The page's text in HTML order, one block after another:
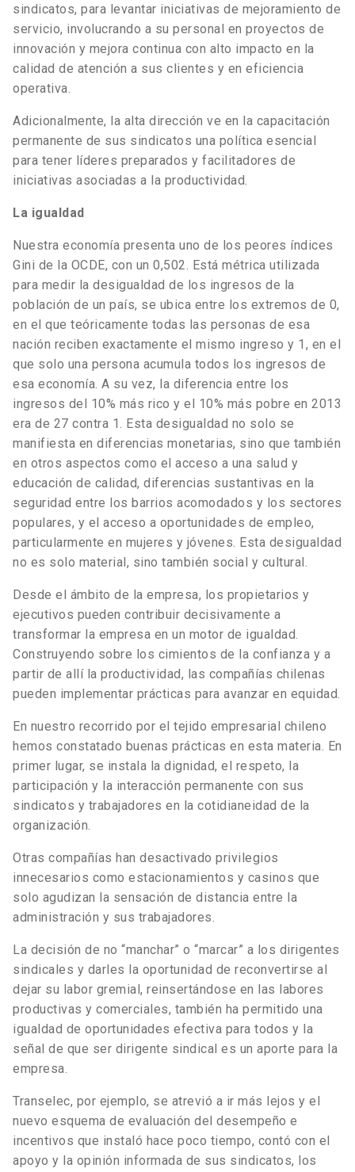
sindicatos, para levantar iniciativas de mejoramiento de
servicio, involucrando a su personal en proyectos de
innovación y mejora continua con alto impacto en la
calidad de atención a sus clientes y en eficiencia
operativa.
Adicionalmente, la alta dirección ve en la capacitación
permanente de sus sindicatos una política esencial
para tener líderes preparados y facilitadores de
iniciativas asociadas a la productividad.
La igualdad
Nuestra economía presenta uno de los peores índices
Gini de la OCDE, con un 0,502. Está métrica utilizada
para medir la desigualdad de los ingresos de la
población de un país, se ubica entre los extremos de 0,
en el que teóricamente todas las personas de esa
nación reciben exactamente el mismo ingreso y 1, en el
que solo una persona acumula todos los ingresos de
esa economía. A su vez, la diferencia entre los
ingresos del 10% más rico y el 10% más pobre en 2013
era de 27 contra 1. Esta desigualdad no solo se
manifiesta en diferencias monetarias, sino que también
en otros aspectos como el acceso a una salud y
educación de calidad, diferencias sustantivas en la
seguridad entre los barrios acomodados y los sectores
populares, y el acceso a oportunidades de empleo,
particularmente en mujeres y jóvenes. Esta desigualdad
no es solo material, sino también social y cultural.
Desde el ámbito de la empresa, los propietarios y
ejecutivos pueden contribuir decisivamente a
transformar la empresa en un motor de igualdad.
Construyendo sobre los cimientos de la confianza y a
partir de allí la productividad, las compañías chilenas
pueden implementar prácticas para avanzar en equidad.
En nuestro recorrido por el tejido empresarial chileno
hemos constatado buenas prácticas en esta materia. En
primer lugar, se instala la dignidad, el respeto, la
participación y la interacción permanente con sus
sindicatos y trabajadores en la cotidianeidad de la
organización.
Otras compañías han desactivado privilegios
innecesarios como estacionamientos y casinos que
solo agudizan la sensación de distancia entre la
administración y sus trabajadores.
La decisión de no “manchar” o “marcar” a los dirigentes
sindicales y darles la oportunidad de reconvertirse al
dejar su labor gremial, reinsertándose en las labores
productivas y comerciales, también ha permitido una
igualdad de oportunidades efectiva para todos y la
señal de que ser dirigente sindical es un aporte para la
empresa.
Transelec, por ejemplo, se atrevió a ir más lejos y el
nuevo esquema de evaluación del desempeño e
incentivos que instaló hace poco tiempo, contó con el
apoyo y la opinión informada de sus sindicatos, los